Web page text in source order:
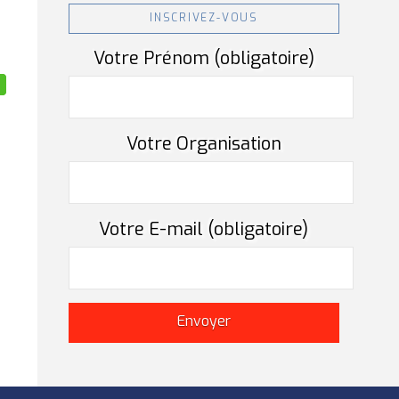
INSCRIVEZ-VOUS
Votre Prénom (obligatoire)
Votre Organisation
Votre E-mail (obligatoire)